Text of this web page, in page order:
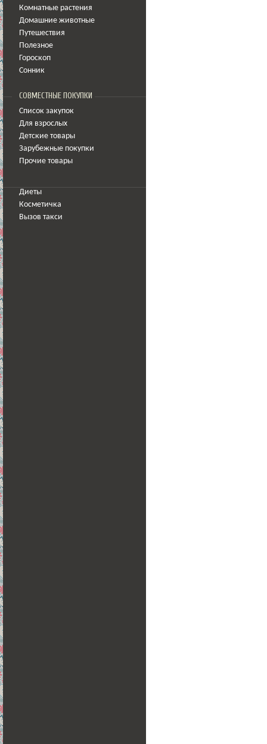
Комнатные растения
Домашние животные
Путешествия
Полезное
Гороскоп
Сонник
СОВМЕСТНЫЕ ПОКУПКИ
Список закупок
Для взрослых
Детские товары
Зарубежные покупки
Прочие товары
Диеты
Косметичка
Вызов такси